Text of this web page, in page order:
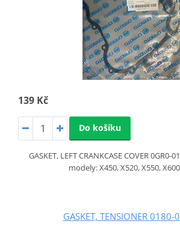
139 Kč
Do košíku
GASKET, LEFT CRANKCASE COVER
modely: X450, X520, X550,
GASKET, TENSIONER